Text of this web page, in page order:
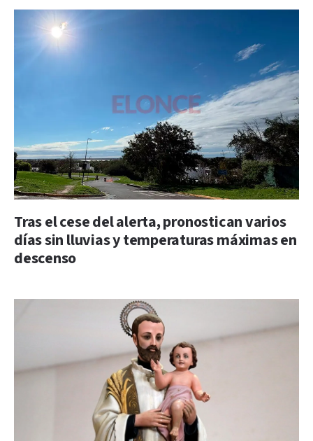
Tras el cese del alerta, pronostican varios
días sin lluvias y temperaturas máximas en
descenso